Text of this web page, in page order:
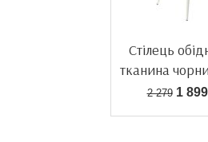
Стілець
тканина
2 2791